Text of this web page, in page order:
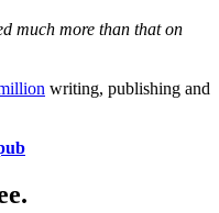
much more than that on
writing, publishing and